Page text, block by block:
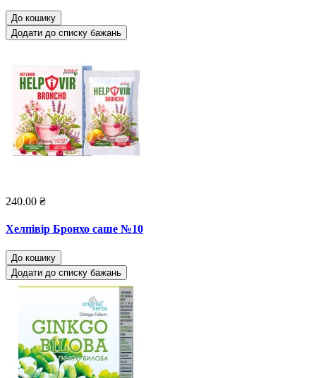
До кошику
Додати до списку бажань
240.00 ₴
Хелпівір Бронхо саше №10
До кошику
Додати до списку бажань